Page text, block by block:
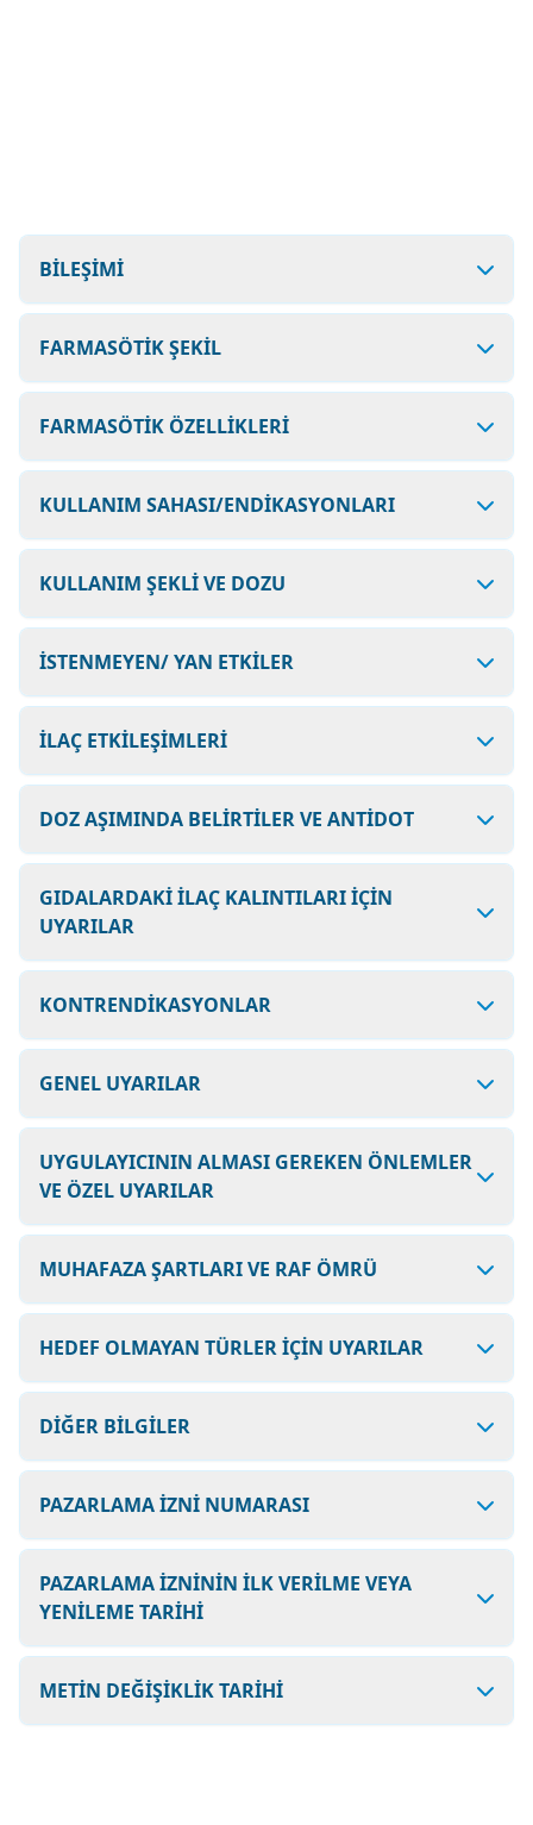
BİLEŞİMİ
FARMASÖTİK ŞEKİL
FARMASÖTİK ÖZELLİKLERİ
KULLANIM SAHASI/ENDİKASYONLARI
KULLANIM ŞEKLİ VE DOZU
İSTENMEYEN/ YAN ETKİLER
İLAÇ ETKİLEŞİMLERİ
DOZ AŞIMINDA BELİRTİLER VE ANTİDOT
GIDALARDAKİ İLAÇ KALINTILARI İÇİN
UYARILAR
KONTRENDİKASYONLAR
GENEL UYARILAR
UYGULAYICININ ALMASI GEREKEN ÖNLEMLER
VE ÖZEL UYARILAR
MUHAFAZA ŞARTLARI VE RAF ÖMRÜ
HEDEF OLMAYAN TÜRLER İÇİN UYARILAR
DİĞER BİLGİLER
PAZARLAMA İZNİ NUMARASI
PAZARLAMA İZNİNİN İLK VERİLME VEYA
YENİLEME TARİHİ
METİN DEĞİŞİKLİK TARİHİ